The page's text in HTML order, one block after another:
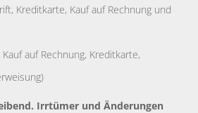
Kreditkarte, Kauf auf Rechnung und
Kauf auf Rechnung, Kreditkarte,
Irrtümer und Änderungen